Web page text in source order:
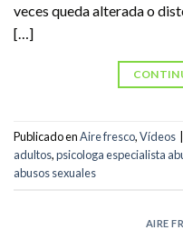
veces queda alterada o
[…]
Publicado enAire fresco,Vídeos
adultos,psicologa especialista
abusos sexuales
AIRE